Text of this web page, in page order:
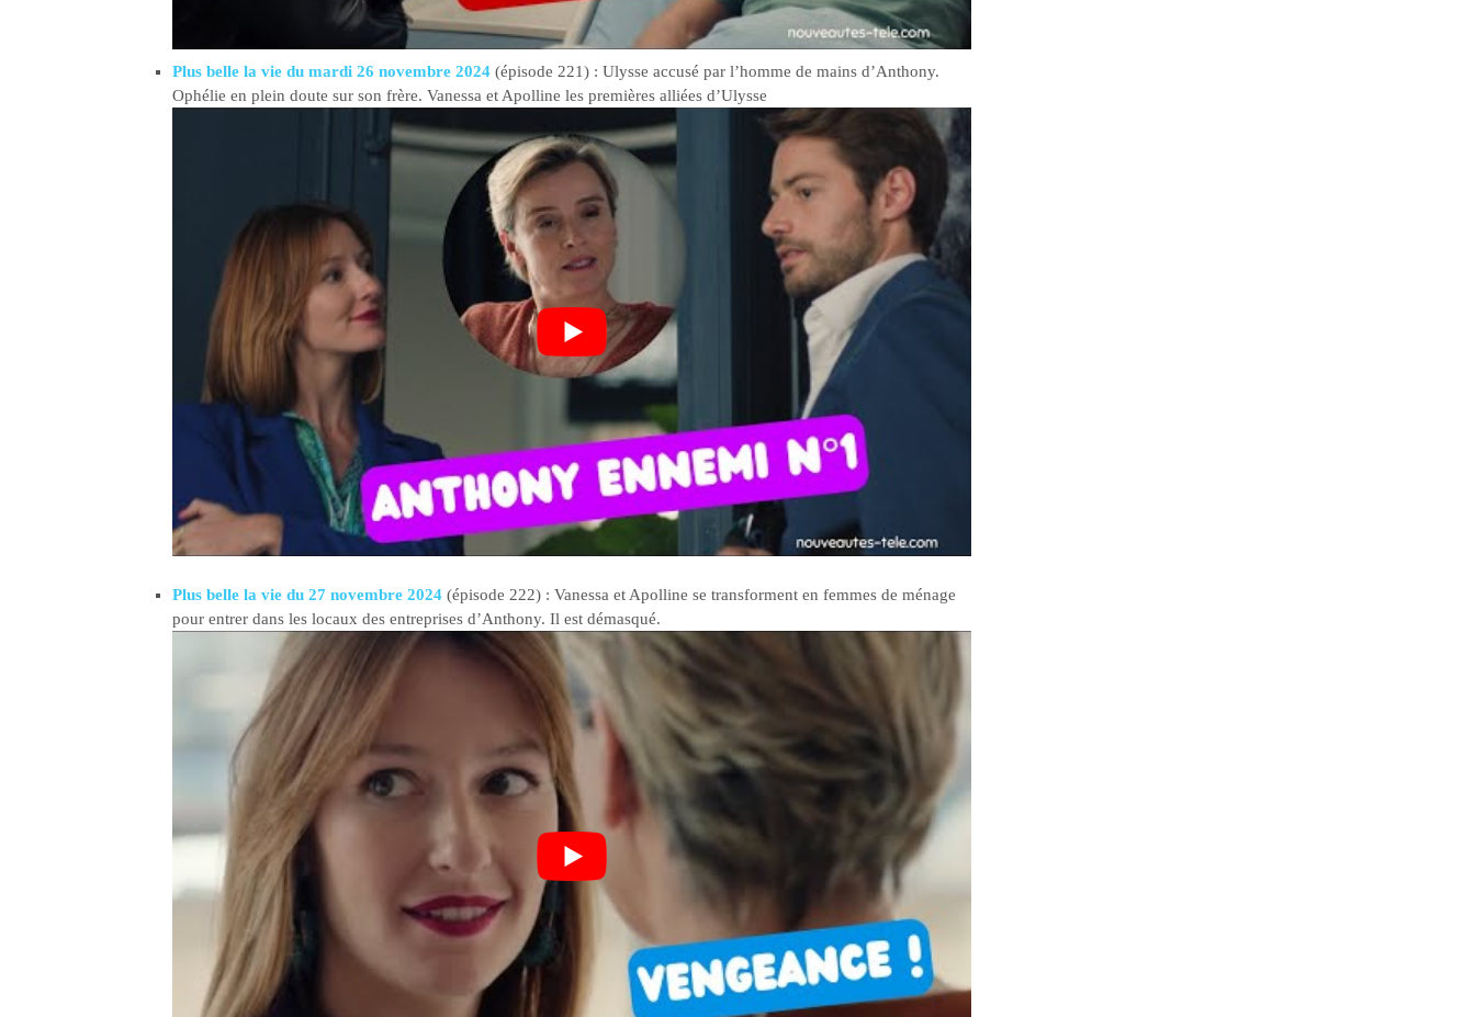
Plus belle la vie du mardi 26 novembre 2024 (épisode 221) : Ulysse accusé par l’homme de mains d’Anthony.
Ophélie en plein doute sur son frère. Vanessa et Apolline les premières alliées d’Ulysse
Plus belle la vie du 27 novembre 2024 (épisode 222) : Vanessa et Apolline se transforment en femmes de ménage
pour entrer dans les locaux des entreprises d’Anthony. Il est démasqué.